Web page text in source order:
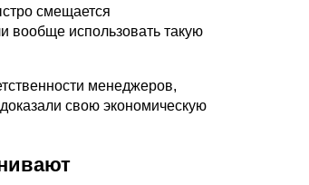
смещается
вообще использовать такую
менеджеров,
свою экономическую